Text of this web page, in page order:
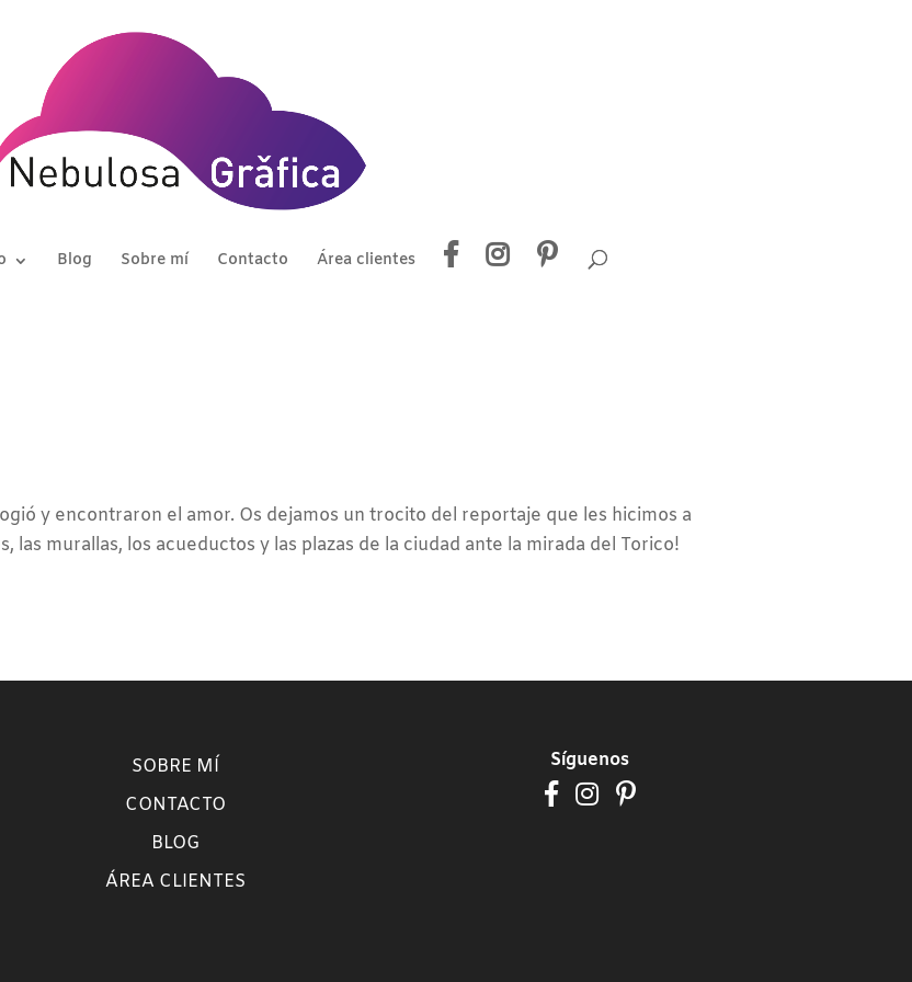
Blog Sobre mí Contacto Área clientes
y encontraron el amor. Os dejamos un trocito del reportaje que les hicimos a
las murallas, los acueductos y las plazas de la ciudad ante la mirada del Torico!
SOBRE MÍ
CONTACTO
BLOG
ÁREA CLIENTES
Síguenos